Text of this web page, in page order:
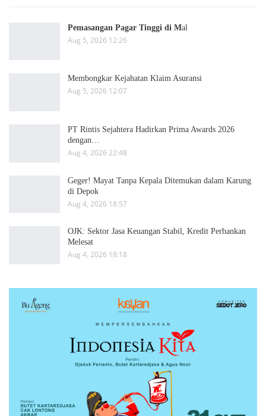
Pemasangan Pagar Tinggi di Mal
Aug 5, 2026 12:26
Membongkar Kejahatan Klaim Asuransi
Aug 5, 2026 12:07
PT Rintis Sejahtera Hadirkan Prima Awards 2026
dengan…
Aug 4, 2026 22:48
Geger! Mayat Tanpa Kepala Ditemukan dalam Karung
di Depok
Aug 4, 2026 18:57
OJK: Sektor Jasa Keuangan Stabil, Kredit Perbankan
Melesat
Aug 4, 2026 18:18